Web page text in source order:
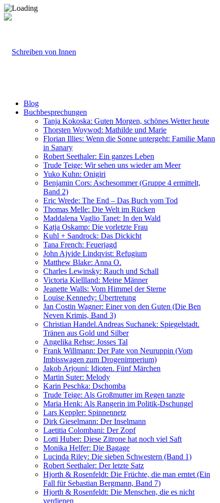
Blog
Buchbesprechungen
Tanja Kokoska: Guten Morgen, schönes Wetter heute
Thorsten Woywod: Mathilde und Marie
Florian Illies: Wenn die Sonne untergeht: Familie Mann
in Sanary
Robert Seethaler: Ein ganzes Leben
Trude Teige: Wir sehen uns wieder am Meer
Yuko Kuhn: Onigiri
Benjamin Cors: Aschesommer (Gruppe 4 ermittelt,
Band 2)
Eric Wrede: The End – Das Buch vom Tod
Thomas Melle: Die Welt im Rücken
Maddalena Vaglio Tanet: In den Wald
Katja Oskamp: Die vorletzte Frau
Kuhl + Sandrock: Das Dickicht
Tana French: Feuerjagd
John Ajvide Lindqvist: Refugium
Matthew Blake: Anna O.
Charles Lewinsky: Rauch und Schall
Victoria Kiellland: Meine Männer
Jeanette Walls: Vom Himmel der Sterne
Louise Kennedy: Übertretung
Jan Costin Wagner: Einer von den Guten (Die Ben
Neven Krimis, Band 3)
Christian Handel.Andreas Suchanek: Spiegelstadt.
Tränen aus Gold und Silber
Angelika Rehse: Josses Tal
Frank Willmann: Der Pate von Neuruppin (Vom
Imbisswagen zum Drogenimperium)
Jakob Arjouni: Idioten. Fünf Märchen
Martin Suter: Melody
Karin Peschka: Dschomba
Trude Teige: Als Großmutter im Regen tanzte
Maria Henk: Als Rangerin im Politik-Dschungel
Lars Keppler: Spinnennetz
Dirk Gieselmann: Der Inselmann
Laetitia Colombani: Der Zopf
Lotti Huber: Diese Zitrone hat noch viel Saft
Monika Helfer: Die Bagage
Lucinda Riley: Die sieben Schwestern (Band 1)
Robert Seethaler: Der letzte Satz
Hjorth & Rosenfeldt: Die Früchte, die man erntet (Ein
Fall für Sebastian Bergmann, Band 7)
Hjorth & Rosenfeldt: Die Menschen, die es nicht
verdienen